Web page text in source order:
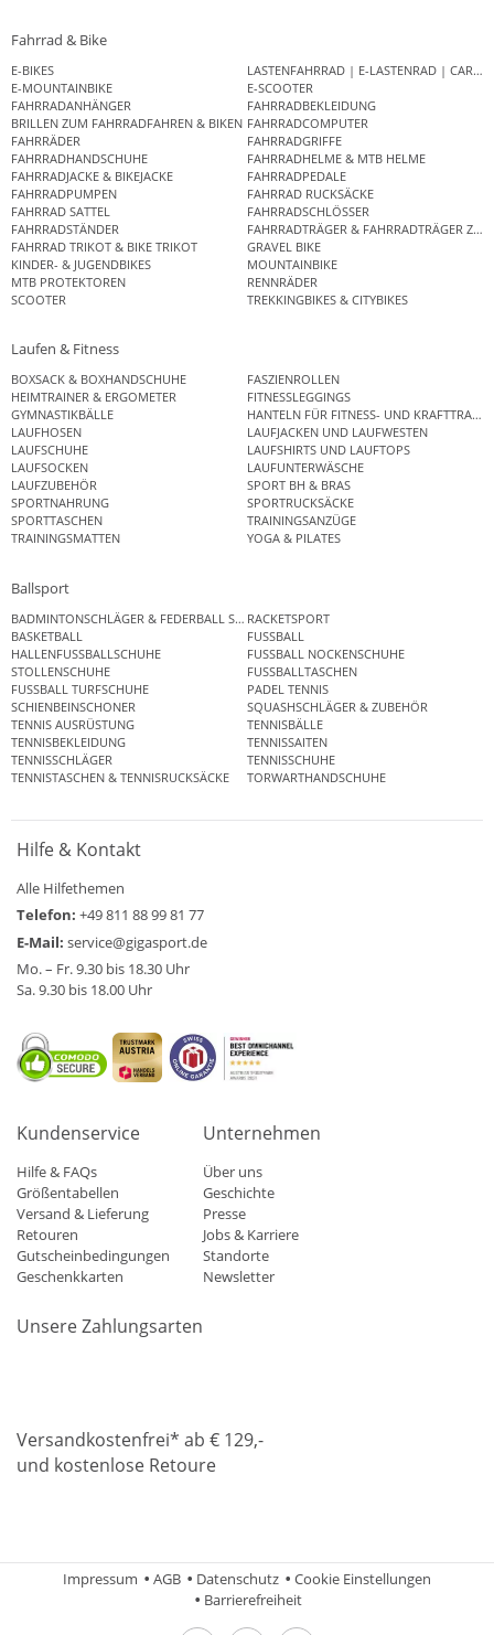
Fahrrad & Bike
E-BIKES
LASTENFAHRRAD | E-LASTENRAD |
E-MOUNTAINBIKE
E-SCOOTER
FAHRRADANHÄNGER
FAHRRADBEKLEIDUNG
BRILLEN ZUM FAHRRADFAHREN & BIKEN FAHRRADCOMPUTER
FAHRRÄDER
FAHRRADGRIFFE
FAHRRADHANDSCHUHE
FAHRRADHELME & MTB HELME
FAHRRADJACKE & BIKEJACKE
FAHRRADPEDALE
FAHRRADPUMPEN
FAHRRAD RUCKSÄCKE
FAHRRAD SATTEL
FAHRRADSCHLÖSSER
FAHRRADSTÄNDER
FAHRRADTRÄGER & FAHRRADTRÄGER
FAHRRAD TRIKOT & BIKE TRIKOT
GRAVEL BIKE
KINDER- & JUGENDBIKES
MOUNTAINBIKE
MTB PROTEKTOREN
RENNRÄDER
SCOOTER
TREKKINGBIKES & CITYBIKES
Laufen & Fitness
BOXSACK & BOXHANDSCHUHE
FASZIENROLLEN
HEIMTRAINER & ERGOMETER
FITNESSLEGGINGS
GYMNASTIKBÄLLE
HANTELN FÜR FITNESS- UND
LAUFHOSEN
LAUFJACKEN UND LAUFWESTEN
LAUFSCHUHE
LAUFSHIRTS UND LAUFTOPS
LAUFSOCKEN
LAUFUNTERWÄSCHE
LAUFZUBEHÖR
SPORT BH & BRAS
SPORTNAHRUNG
SPORTRUCKSÄCKE
SPORTTASCHEN
TRAININGSANZÜGE
TRAININGSMATTEN
YOGA & PILATES
Ballsport
BADMINTONSCHLÄGER & FEDERBALL SETSRACKETSPORT
BASKETBALL
FUSSBALL
HALLENFUSSBALLSCHUHE
FUSSBALL NOCKENSCHUHE
STOLLENSCHUHE
FUSSBALLTASCHEN
FUSSBALL TURFSCHUHE
PADEL TENNIS
SCHIENBEINSCHONER
SQUASHSCHLÄGER & ZUBEHÖR
TENNIS AUSRÜSTUNG
TENNISBÄLLE
TENNISBEKLEIDUNG
TENNISSAITEN
TENNISSCHLÄGER
TENNISSCHUHE
TENNISTASCHEN & TENNISRUCKSÄCKE
TORWARTHANDSCHUHE
Hilfe & Kontakt
Alle Hilfethemen
Telefon: +49 811 88 99 81 77
E-Mail: service@gigasport.de
Mo. – Fr. 9.30 bis 18.30 Uhr
Sa. 9.30 bis 18.00 Uhr
Kundenservice
Hilfe & FAQs
Größentabellen
Versand & Lieferung
Retouren
Gutscheinbedingungen
Geschenkkarten
Unternehmen
Über uns
Geschichte
Presse
Jobs & Karriere
Standorte
Newsletter
Unsere Zahlungsarten
Versandkostenfrei* ab € 129,-
und kostenlose Retoure
Impressum AGB Datenschutz
Cookie Einstellungen
Barrierefreiheit